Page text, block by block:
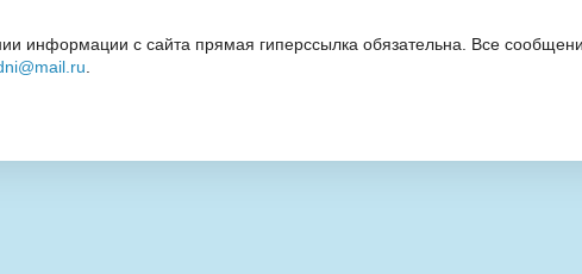
информации с сайта прямая гиперссылка обязательна. Все
.